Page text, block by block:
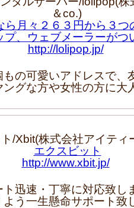
＆co.)
ら月々２６３円から３つ
プ、ウェブメーラーがつ
http://lolipop.jp/
の可愛いアドレスで、
ングな方や女性の方に大
/Xbit(株式会社アイティ
エクスビット
http://www.xbit.jp/
迅速・丁寧に対応致し
う一生懸命サポート致